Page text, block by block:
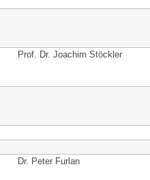
Prof. Dr. Joachim Stöckler
Dr. Peter Furlan